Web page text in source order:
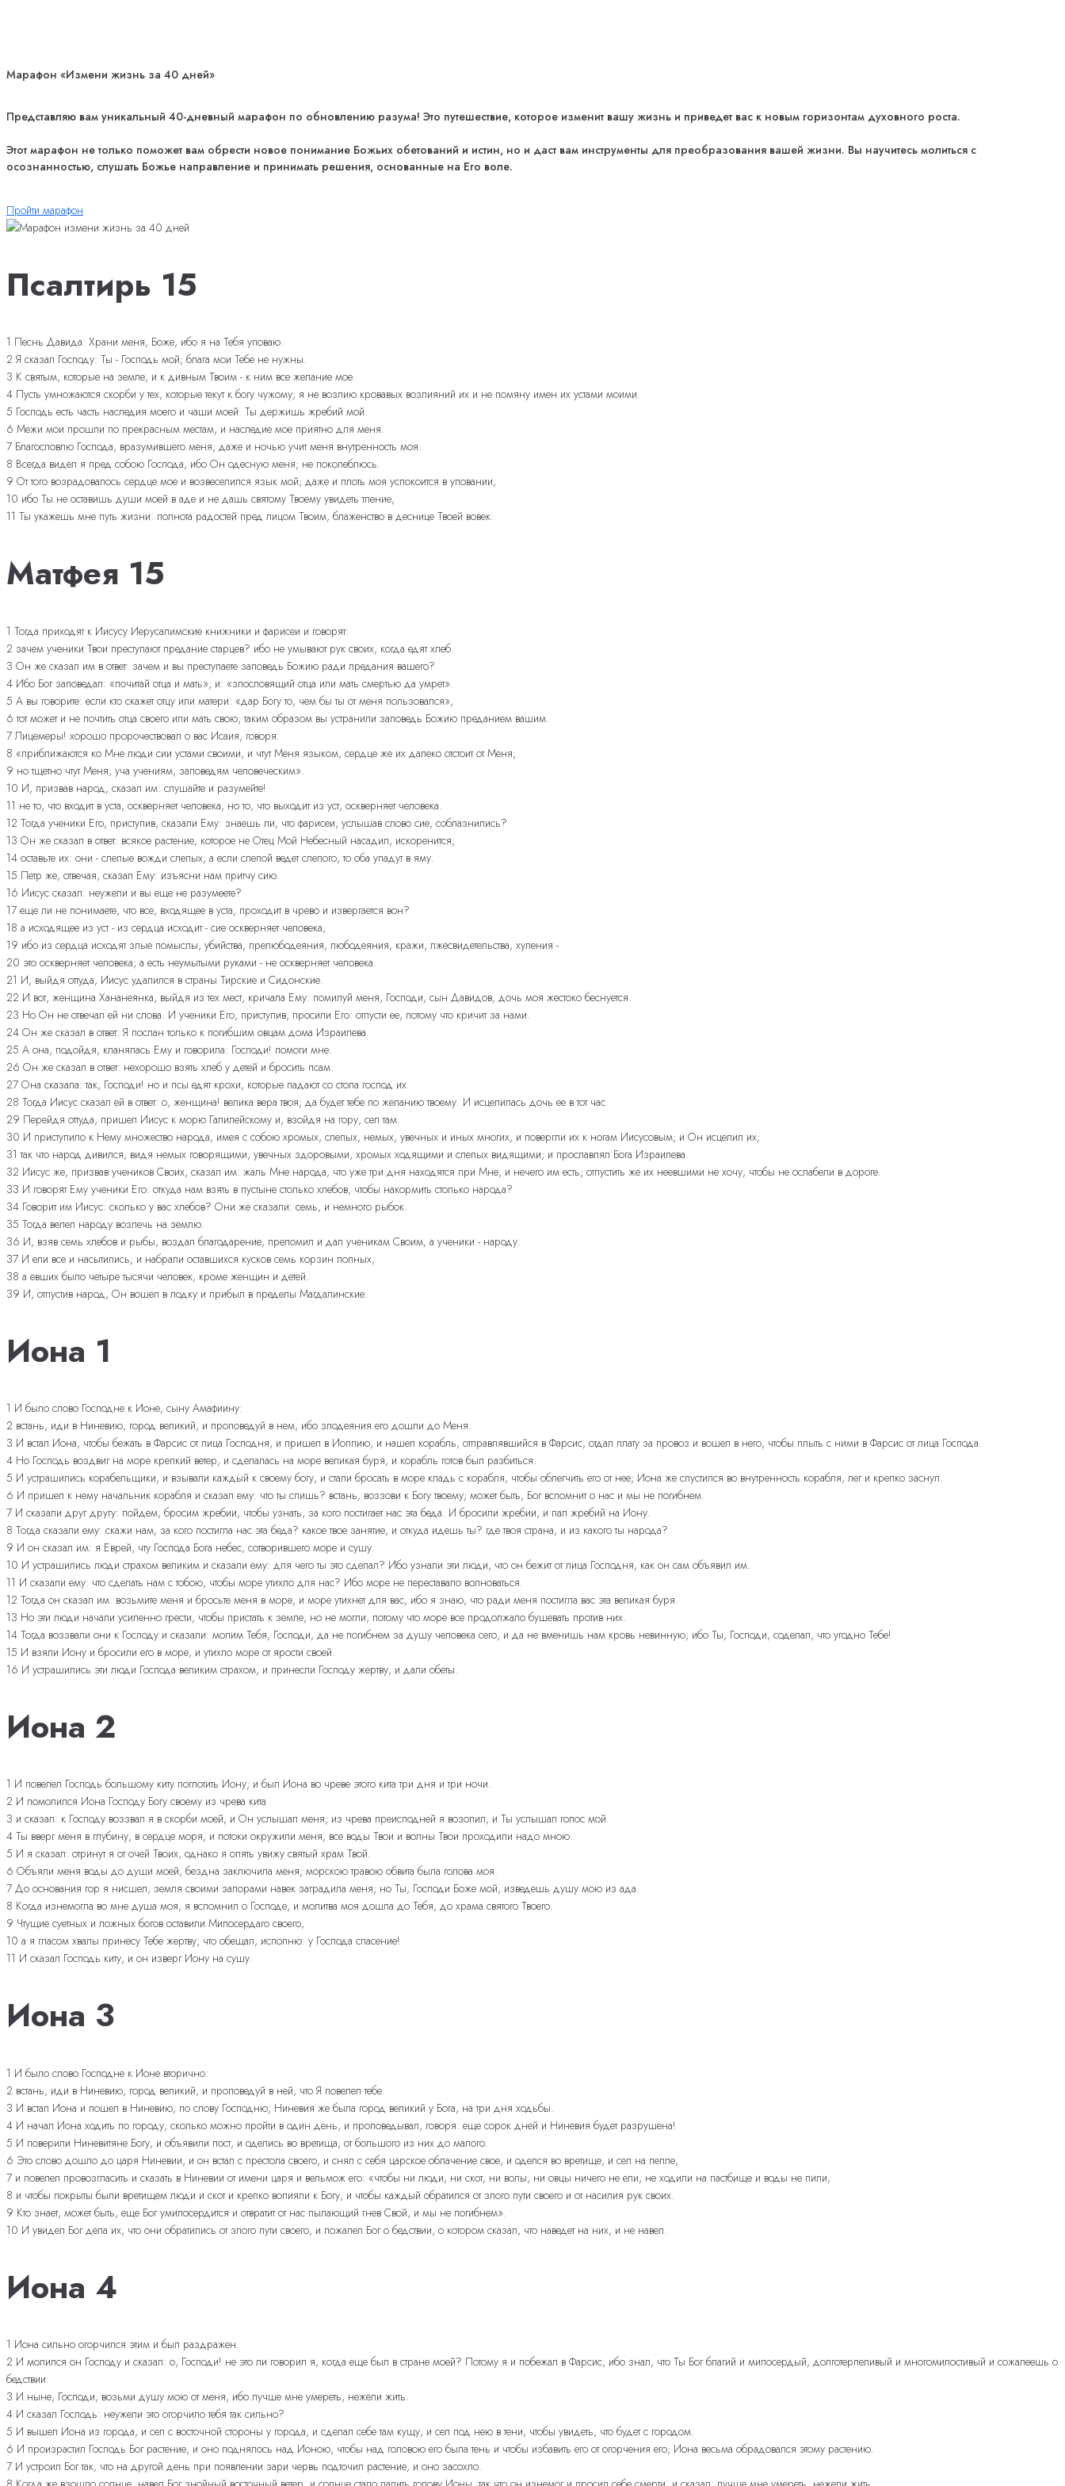
Марафон «Измени жизнь за 40 дней»
Представляю вам уникальный 40-дневный марафон по обновлению разума! Это путешествие, которое изменит вашу жизнь и приведет вас к новым горизонтам духовного роста.
Этот марафон не только поможет вам обрести новое понимание Божьих обетований и истин, но и даст вам инструменты для преобразования вашей жизни. Вы научитесь молиться с
осознанностью, слушать Божье направление и принимать решения, основанные на Его воле.
Пройти марафон
Псалтирь 15
1 Песнь Давида. Храни меня, Боже, ибо я на Тебя уповаю.
2 Я сказал Господу: Ты - Господь мой; блага мои Тебе не нужны.
3 К святым, которые на земле, и к дивным Твоим - к ним все желание мое.
4 Пусть умножаются скорби у тех, которые текут к богу чужому; я не возлию кровавых возлияний их и не помяну имен их устами моими.
5 Господь есть часть наследия моего и чаши моей. Ты держишь жребий мой.
6 Межи мои прошли по прекрасным местам, и наследие мое приятно для меня.
7 Благословлю Господа, вразумившего меня; даже и ночью учит меня внутренность моя.
8 Всегда видел я пред собою Господа, ибо Он одесную меня; не поколеблюсь.
9 От того возрадовалось сердце мое и возвеселился язык мой; даже и плоть моя успокоится в уповании,
10 ибо Ты не оставишь души моей в аде и не дашь святому Твоему увидеть тление,
11 Ты укажешь мне путь жизни: полнота радостей пред лицом Твоим, блаженство в деснице Твоей вовек.
Матфея 15
1 Тогда приходят к Иисусу Иерусалимские книжники и фарисеи и говорят:
2 зачем ученики Твои преступают предание старцев? ибо не умывают рук своих, когда едят хлеб.
3 Он же сказал им в ответ: зачем и вы преступаете заповедь Божию ради предания вашего?
4 Ибо Бог заповедал: «почитай отца и мать»; и: «злословящий отца или мать смертью да умрет».
5 А вы говорите: если кто скажет отцу или матери: «дар Богу то, чем бы ты от меня пользовался»,
6 тот может и не почтить отца своего или мать свою; таким образом вы устранили заповедь Божию преданием вашим.
7 Лицемеры! хорошо пророчествовал о вас Исаия, говоря:
8 «приближаются ко Мне люди сии устами своими, и чтут Меня языком, сердце же их далеко отстоит от Меня;
9 но тщетно чтут Меня, уча учениям, заповедям человеческим».
10 И, призвав народ, сказал им: слушайте и разумейте!
11 не то, что входит в уста, оскверняет человека, но то, что выходит из уст, оскверняет человека.
12 Тогда ученики Его, приступив, сказали Ему: знаешь ли, что фарисеи, услышав слово сие, соблазнились?
13 Он же сказал в ответ: всякое растение, которое не Отец Мой Небесный насадил, искоренится;
14 оставьте их: они - слепые вожди слепых; а если слепой ведет слепого, то оба упадут в яму.
15 Петр же, отвечая, сказал Ему: изъясни нам притчу сию.
16 Иисус сказал: неужели и вы еще не разумеете?
17 еще ли не понимаете, что все, входящее в уста, проходит в чрево и извергается вон?
18 а исходящее из уст - из сердца исходит - сие оскверняет человека,
19 ибо из сердца исходят злые помыслы, убийства, прелюбодеяния, любодеяния, кражи, лжесвидетельства, хуления -
20 это оскверняет человека; а есть неумытыми руками - не оскверняет человека.
21 И, выйдя оттуда, Иисус удалился в страны Тирские и Сидонские.
22 И вот, женщина Хананеянка, выйдя из тех мест, кричала Ему: помилуй меня, Господи, сын Давидов, дочь моя жестоко беснуется.
23 Но Он не отвечал ей ни слова. И ученики Его, приступив, просили Его: отпусти ее, потому что кричит за нами.
24 Он же сказал в ответ: Я послан только к погибшим овцам дома Израилева.
25 А она, подойдя, кланялась Ему и говорила: Господи! помоги мне.
26 Он же сказал в ответ: нехорошо взять хлеб у детей и бросить псам.
27 Она сказала: так, Господи! но и псы едят крохи, которые падают со стола господ их.
28 Тогда Иисус сказал ей в ответ: о, женщина! велика вера твоя; да будет тебе по желанию твоему. И исцелилась дочь ее в тот час.
29 Перейдя оттуда, пришел Иисус к морю Галилейскому и, взойдя на гору, сел там.
30 И приступило к Нему множество народа, имея с собою хромых, слепых, немых, увечных и иных многих, и повергли их к ногам Иисусовым; и Он исцелил их;
31 так что народ дивился, видя немых говорящими, увечных здоровыми, хромых ходящими и слепых видящими; и прославлял Бога Израилева.
32 Иисус же, призвав учеников Своих, сказал им: жаль Мне народа, что уже три дня находятся при Мне, и нечего им есть; отпустить же их неевшими не хочу, чтобы не ослабели в дороге.
33 И говорят Ему ученики Его: откуда нам взять в пустыне столько хлебов, чтобы накормить столько народа?
34 Говорит им Иисус: сколько у вас хлебов? Они же сказали: семь, и немного рыбок.
35 Тогда велел народу возлечь на землю.
36 И, взяв семь хлебов и рыбы, воздал благодарение, преломил и дал ученикам Своим, а ученики - народу.
37 И ели все и насытились; и набрали оставшихся кусков семь корзин полных,
38 а евших было четыре тысячи человек, кроме женщин и детей.
39 И, отпустив народ, Он вошел в лодку и прибыл в пределы Магдалинские.
Иона 1
1 И было слово Господне к Ионе, сыну Амафиину:
2 встань, иди в Ниневию, город великий, и проповедуй в нем, ибо злодеяния его дошли до Меня.
3 И встал Иона, чтобы бежать в Фарсис от лица Господня, и пришел в Иоппию, и нашел корабль, отправлявшийся в Фарсис, отдал плату за провоз и вошел в него, чтобы плыть с ними в Фарсис от лица Господа.
4 Но Господь воздвиг на море крепкий ветер, и сделалась на море великая буря, и корабль готов был разбиться.
5 И устрашились корабельщики, и взывали каждый к своему богу, и стали бросать в море кладь с корабля, чтобы облегчить его от нее; Иона же спустился во внутренность корабля, лег и крепко заснул.
6 И пришел к нему начальник корабля и сказал ему: что ты спишь? встань, воззови к Богу твоему; может быть, Бог вспомнит о нас и мы не погибнем.
7 И сказали друг другу: пойдем, бросим жребии, чтобы узнать, за кого постигает нас эта беда. И бросили жребии, и пал жребий на Иону.
8 Тогда сказали ему: скажи нам, за кого постигла нас эта беда? какое твое занятие, и откуда идешь ты? где твоя страна, и из какого ты народа?
9 И он сказал им: я Еврей, чту Господа Бога небес, сотворившего море и сушу.
10 И устрашились люди страхом великим и сказали ему: для чего ты это сделал? Ибо узнали эти люди, что он бежит от лица Господня, как он сам объявил им.
11 И сказали ему: что сделать нам с тобою, чтобы море утихло для нас? Ибо море не переставало волноваться.
12 Тогда он сказал им: возьмите меня и бросьте меня в море, и море утихнет для вас, ибо я знаю, что ради меня постигла вас эта великая буря.
13 Но эти люди начали усиленно грести, чтобы пристать к земле, но не могли, потому что море все продолжало бушевать против них.
14 Тогда воззвали они к Господу и сказали: молим Тебя, Господи, да не погибнем за душу человека сего, и да не вменишь нам кровь невинную; ибо Ты, Господи, соделал, что угодно Тебе!
15 И взяли Иону и бросили его в море, и утихло море от ярости своей.
16 И устрашились эти люди Господа великим страхом, и принесли Господу жертву, и дали обеты.
Иона 2
1 И повелел Господь большому киту поглотить Иону; и был Иона во чреве этого кита три дня и три ночи.
2 И помолился Иона Господу Богу своему из чрева кита
3 и сказал: к Господу воззвал я в скорби моей, и Он услышал меня; из чрева преисподней я возопил, и Ты услышал голос мой.
4 Ты вверг меня в глубину, в сердце моря, и потоки окружили меня, все воды Твои и волны Твои проходили надо мною.
5 И я сказал: отринут я от очей Твоих, однако я опять увижу святый храм Твой.
6 Объяли меня воды до души моей, бездна заключила меня; морскою травою обвита была голова моя.
7 До основания гор я нисшел, земля своими запорами навек заградила меня; но Ты, Господи Боже мой, изведешь душу мою из ада.
8 Когда изнемогла во мне душа моя, я вспомнил о Господе, и молитва моя дошла до Тебя, до храма святого Твоего.
9 Чтущие суетных и ложных богов оставили Милосердаго своего,
10 а я гласом хвалы принесу Тебе жертву; что обещал, исполню: у Господа спасение!
11 И сказал Господь киту, и он изверг Иону на сушу.
Иона 3
1 И было слово Господне к Ионе вторично:
2 встань, иди в Ниневию, город великий, и проповедуй в ней, что Я повелел тебе.
3 И встал Иона и пошел в Ниневию, по слову Господню; Ниневия же была город великий у Бога, на три дня ходьбы.
4 И начал Иона ходить по городу, сколько можно пройти в один день, и проповедывал, говоря: еще сорок дней и Ниневия будет разрушена!
5 И поверили Ниневитяне Богу, и объявили пост, и оделись во вретища, от большого из них до малого.
6 Это слово дошло до царя Ниневии, и он встал с престола своего, и снял с себя царское облачение свое, и оделся во вретище, и сел на пепле,
7 и повелел провозгласить и сказать в Ниневии от имени царя и вельмож его: «чтобы ни люди, ни скот, ни волы, ни овцы ничего не ели, не ходили на пастбище и воды не пили,
8 и чтобы покрыты были вретищем люди и скот и крепко вопияли к Богу, и чтобы каждый обратился от злого пути своего и от насилия рук своих.
9 Кто знает, может быть, еще Бог умилосердится и отвратит от нас пылающий гнев Свой, и мы не погибнем».
10 И увидел Бог дела их, что они обратились от злого пути своего, и пожалел Бог о бедствии, о котором сказал, что наведет на них, и не навел.
Иона 4
1 Иона сильно огорчился этим и был раздражен.
2 И молился он Господу и сказал: о, Господи! не это ли говорил я, когда еще был в стране моей? Потому я и побежал в Фарсис, ибо знал, что Ты Бог благий и милосердый, долготерпеливый и многомилостивый и сожалеешь о
бедствии.
3 И ныне, Господи, возьми душу мою от меня, ибо лучше мне умереть, нежели жить.
4 И сказал Господь: неужели это огорчило тебя так сильно?
5 И вышел Иона из города, и сел с восточной стороны у города, и сделал себе там кущу, и сел под нею в тени, чтобы увидеть, что будет с городом.
6 И произрастил Господь Бог растение, и оно поднялось над Ионою, чтобы над головою его была тень и чтобы избавить его от огорчения его; Иона весьма обрадовался этому растению.
7 И устроил Бог так, что на другой день при появлении зари червь подточил растение, и оно засохло.